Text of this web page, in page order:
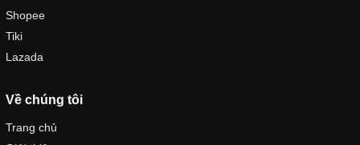
Shopee
Tiki
Lazada
Về chúng tôi
Trang chủ